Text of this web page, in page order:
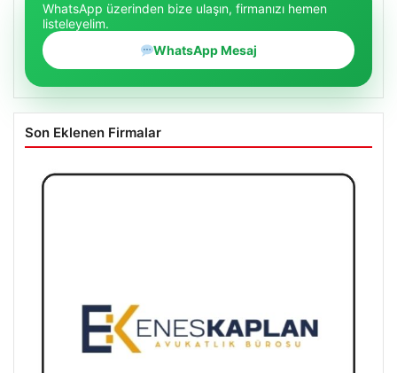
WhatsApp üzerinden bize ulaşın, firmanızı hemen
listeleyelim.
WhatsApp Mesaj
Son Eklenen Firmalar